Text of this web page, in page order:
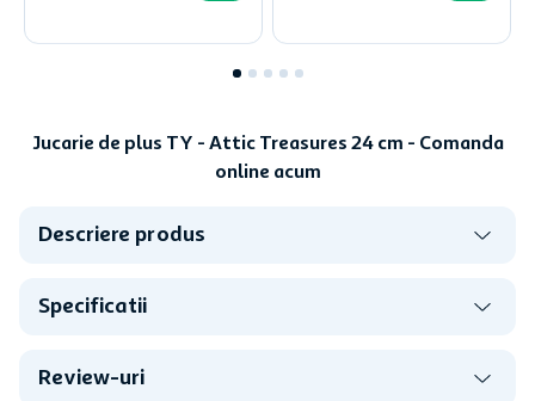
Jucarie de plus TY - Attic Treasures 24 cm - Comanda
online acum
Descriere produs
Specificatii
Review-uri